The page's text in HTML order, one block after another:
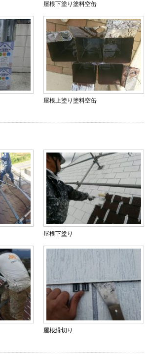
屋根下塗り塗料空缶
屋根上塗り塗料空缶
屋根下塗り
屋根縁切り